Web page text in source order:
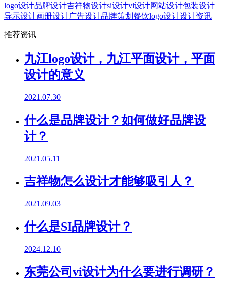
logo设计品牌设计吉祥物设计si设计vi设计网站设计包装设计
导示设计画册设计广告设计品牌策划 餐饮logo设计设计资讯
推荐资讯
九江logo设计，九江平面设计，平面
设计的意义
2021.07.30
什么是品牌设计？如何做好品牌设
计？
2021.05.11
吉祥物怎么设计才能够吸引人？
2021.09.03
什么是SI品牌设计？
2024.12.10
东莞公司vi设计为什么要进行调研？